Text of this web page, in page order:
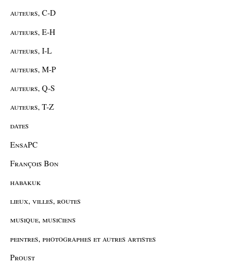
auteurs, C-D
auteurs, E-H
auteurs, I-L
auteurs, M-P
auteurs, Q-S
auteurs, T-Z
dates
EnsaPC
François Bon
habakuk
lieux, villes, routes
musique, musiciens
peintres, photographes et autres artistes
Proust